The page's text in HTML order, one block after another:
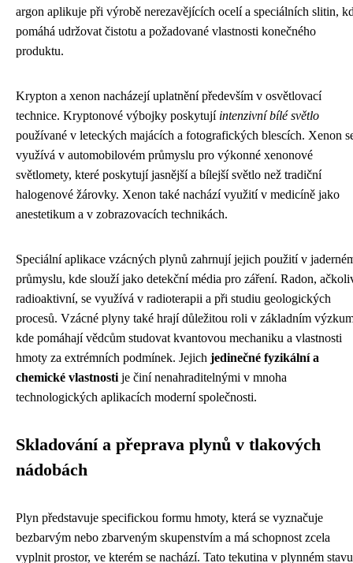
argon aplikuje při výrobě nerezavějících ocelí a speciálních slitin,
pomáhá udržovat čistotu a požadované vlastnosti konečného
produktu.
Krypton a xenon nacházejí uplatnění především v osvětlovací
technice. Kryptonové výbojky poskytují intenzivní bílé světlo
používané v leteckých majácích a fotografických blescích. Xenon
využívá v automobilovém průmyslu pro výkonné xenonové
světlomety, které poskytují jasnější a bílejší světlo než tradiční
halogenové žárovky. Xenon také nachází využití v medicíně jako
anestetikum a v zobrazovacích technikách.
Speciální aplikace vzácných plynů zahrnují jejich použití v
průmyslu, kde slouží jako detekční média pro záření. Radon,
radioaktivní, se využívá v radioterapii a při studiu geologických
procesů. Vzácné plyny také hrají důležitou roli v základním
kde pomáhají vědcům studovat kvantovou mechaniku a vlastnosti
hmoty za extrémních podmínek. Jejich jedinečné fyzikální a
chemické vlastnosti je činí nenahraditelnými v mnoha
technologických aplikacích moderní společnosti.
Skladování a přeprava plynů v tlakových
nádobách
Plyn představuje specifickou formu hmoty, která se vyznačuje
bezbarvým nebo zbarveným skupenstvím a má schopnost zcela
vyplnit prostor, ve kterém se nachází. Tato tekutina v plynném stavu